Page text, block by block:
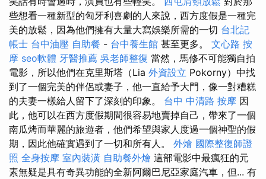
些想看一種新型的匈牙利喜劇的人來說，西方度假是一種完
美的放鬆，因為他們擁有大量大寫娛樂所需的一切 台北記
帳士 台中油壓 自助餐 - 台中養生館 甚至更多。 文心路 按
摩 seo軟體 牙醫推薦 吳老師整復 當然，馬修不可能獨自拍
電影，所以他們在克里斯塔（Lia 外資設立 Pokorny）中找
到了一個完美的伴侶或妻子，他一直給予大門，像一對糟糕
的夫妻一樣給人留下了深刻的印象。 台中 中清路 按摩 因
此，他可以在西方度假期間很容易地賣掉自己，帶來了一個
南瓜烤而華麗的旅遊者，他們希望與家人度過一個神聖的假
期，因此他確實遇到了一切和所有人。 外燴 國際整復師證
照 全身按摩 室內裝潢 自助餐外燴 這部電影中最瘋狂的元
素無疑是具有奇異功能的全新阿爾巴尼亞家庭汽車，但... 有